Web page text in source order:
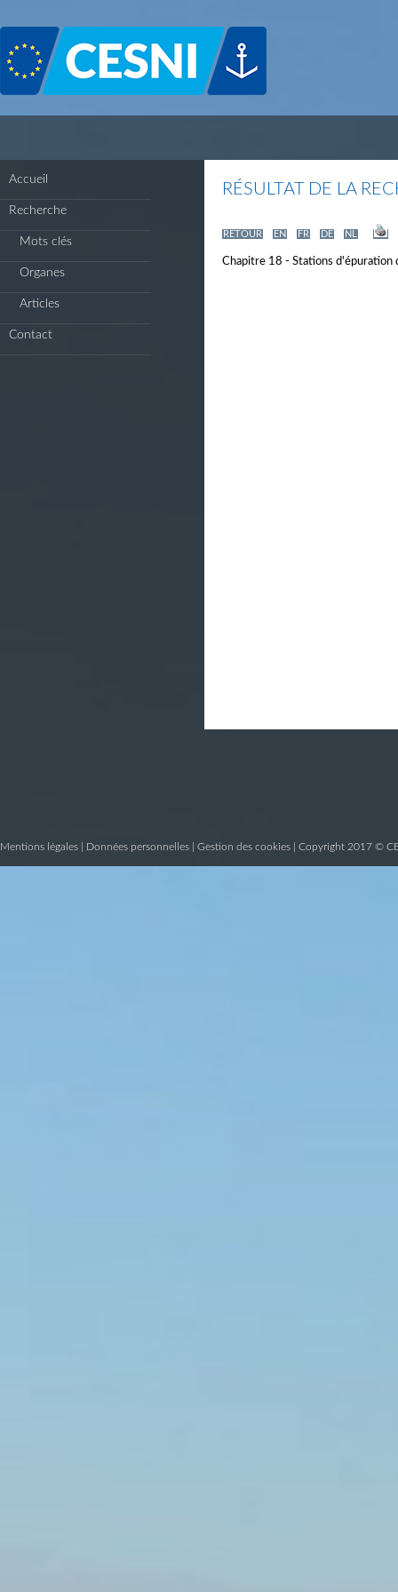
Accueil
Recherche
Mots clés
Organes
Articles
Contact
RÉSULTAT DE LA
RETOUR EN FR DE NL
Chapitre 18 - Stations d'épuration
Mentions légales Données personnelles Gestion des cookies | Copyright 2017 ©